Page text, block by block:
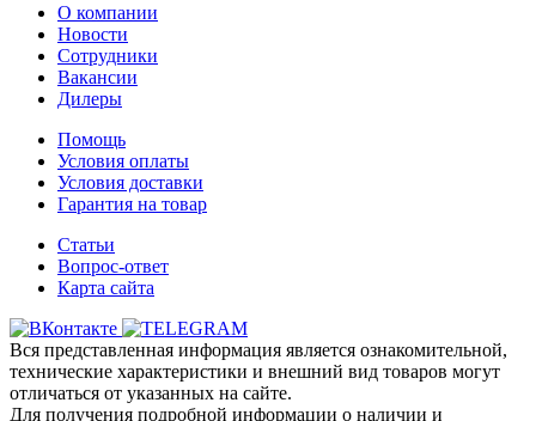
О компании
Новости
Сотрудники
Вакансии
Дилеры
Помощь
Условия оплаты
Условия доставки
Гарантия на товар
Статьи
Вопрос-ответ
Карта сайта
Вся представленная информация является ознакомительной,
технические характеристики и внешний вид товаров могут
отличаться от указанных на сайте.
Для получения подробной информации о наличии и